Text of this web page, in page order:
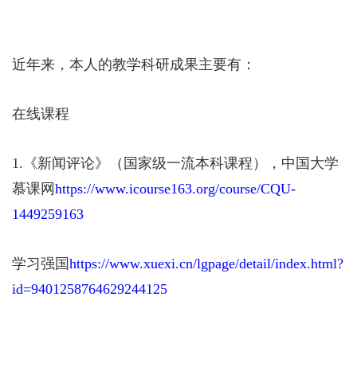
近年来，本人的教学科研成果主要有：
在线课程
1. 《新闻评论》（国家级一流本科课程），中国大学
慕课网 https://www.icourse163.org/course/CQU-
1449259163
学习强国https://www.xuexi.cn/lgpage/detail/index.html?
id=9401258764629244125